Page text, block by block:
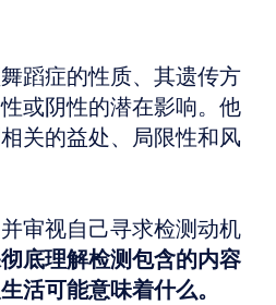
蹈症的性质、其遗传方
或阴性的潜在影响。他
关的益处、局限性和风
审视自己寻求检测动机
底理解检测包含的内容
活可能意味着什么。